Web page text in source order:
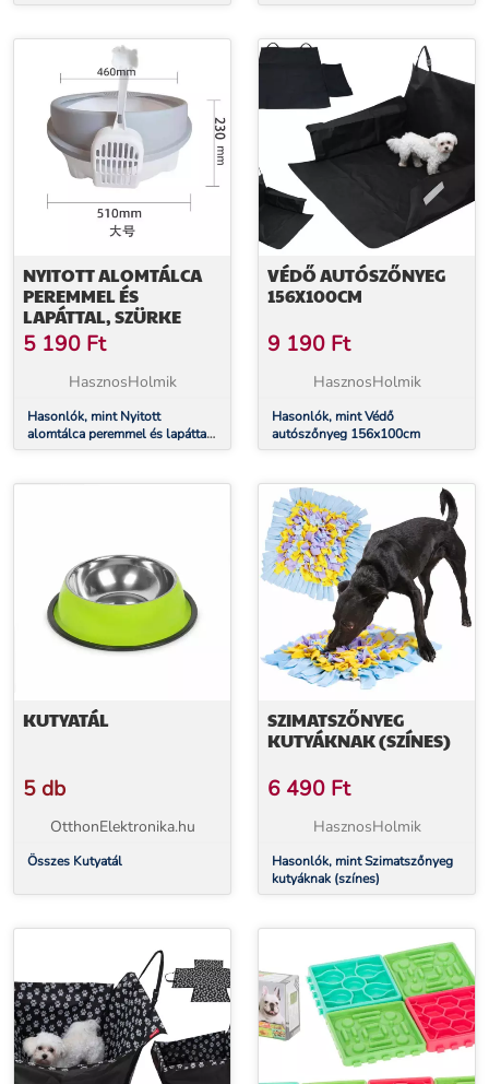
NYITOTT ALOMTÁLCA
PEREMMEL ÉS
LAPÁTTAL, SZÜRKE
5 190 Ft
HasznosHolmik
Hasonlók, mint Nyitott
alomtálca peremmel és lapáttal,
szürke
VÉDŐ AUTÓSZŐNYEG
156X100CM
9 190 Ft
HasznosHolmik
Hasonlók, mint Védő
autószőnyeg 156x100cm
KUTYATÁL
5 db
OtthonElektronika.hu
Összes Kutyatál
SZIMATSZŐNYEG
KUTYÁKNAK (SZÍNES)
6 490 Ft
HasznosHolmik
Hasonlók, mint Szimatszőnyeg
kutyáknak (színes)